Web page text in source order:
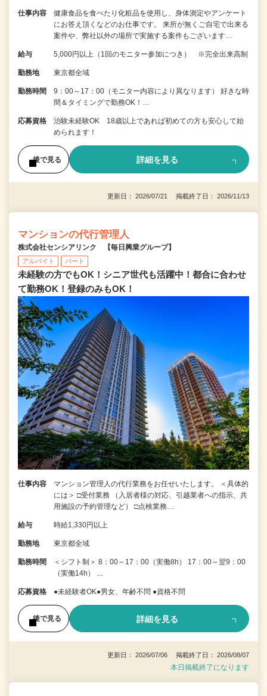
仕事内容
健康食品を食べたり化粧品を使用し、身体測定やアンケート
にお答え頂くなどのお仕事です。 来所が無くご自宅で出来る
案件や、弊社以外の場所で実施する案件もございます…
給与 5,000円以上（1回のモニター参加につき） ※完全出来高制
勤務地 東京都全域
勤務時間
9：00～17：00（モニター内容により異なります） 好きな時
間＆タイミングで勤務OK！…
応募資格
治験未経験OK 18歳以上であれば初めての方も安心して始
められます！
後で見る 詳細を見る
更新日： 2026/07/21 掲載終了日： 2026/11/13
マンションの代行管理人
株式会社センシアリンク 【毎日興業グループ】
アルバイト パート
未経験の方でもOK！シニア世代も活躍中！都合に合わせ
て勤務OK！登録のみもOK！
仕事内容
マンション管理人の代行業務をお任せいたします。 ＜具体的
には＞ □受付業務 （入居者様の対応、引越業者への指示、共
用施設の予約管理など） □点検業務…
給与 時給1,330円以上
勤務地 東京都全域
勤務時間
＜シフト制＞ 8：00～17：00（実働8h） 17：00～翌9：00
（実働14h） …
応募資格 ●未経験者OK●男女、年齢不問 ●資格不問
後で見る 詳細を見る
更新日： 2026/07/06 掲載終了日： 2026/08/07
本日掲載終了になります